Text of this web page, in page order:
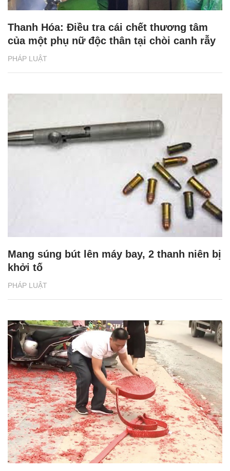
PHÁP LUẬT
Thanh Hóa: Điều tra cái chết thương tâm
của một phụ nữ độc thân tại chòi canh rẫy
PHÁP LUẬT
Mang súng bút lên máy bay, 2 thanh niên bị
khởi tố